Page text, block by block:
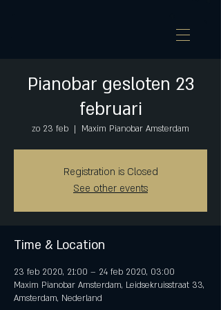
Pianobar gesloten 23
februari
zo 23 feb
  |
Maxim Pianobar Amsterdam
Registration is Closed
See other events
Time & Location
23 feb 2020, 21:00 – 24 feb 2020, 03:00
Maxim Pianobar Amsterdam, Leidsekruisstraat 33,
Amsterdam, Nederland